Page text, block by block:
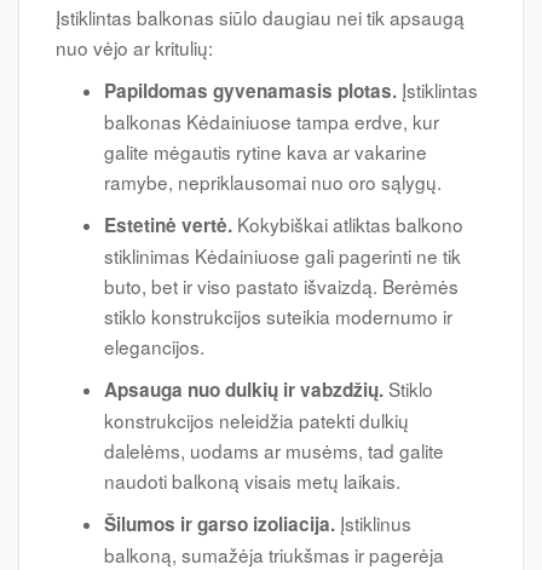
Įstiklintas balkonas siūlo daugiau nei tik apsaugą
nuo vėjo ar kritulių:
Papildomas gyvenamasis plotas. Įstiklintas
balkonas Kėdainiuose tampa erdve, kur
galite mėgautis rytine kava ar vakarine
ramybe, nepriklausomai nuo oro sąlygų.
Estetinė vertė. Kokybiškai atliktas balkono
stiklinimas Kėdainiuose gali pagerinti ne tik
buto, bet ir viso pastato išvaizdą. Berėmės
stiklo konstrukcijos suteikia modernumo ir
elegancijos.
Apsauga nuo dulkių ir vabzdžių.Stiklo
konstrukcijos neleidžia patekti dulkių
dalelėms, uodams ar musėms, tad galite
naudoti balkoną visais metų laikais.
Šilumos ir garso izoliacija. Įstiklinus
balkoną, sumažėja triukšmas ir pagerėja